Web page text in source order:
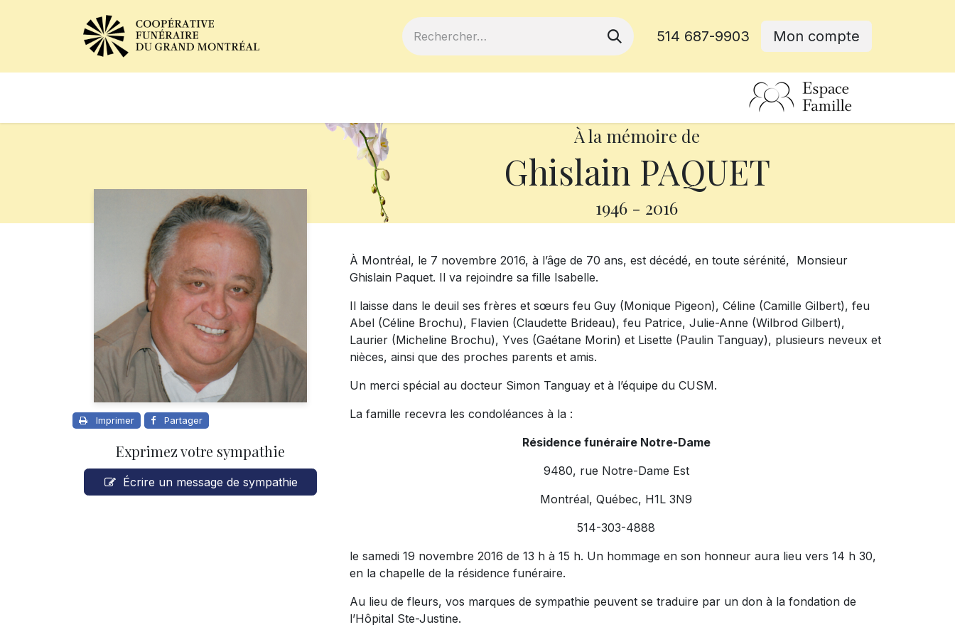
514 687-9903 Mon compte
À la mémoire de
Ghislain PAQUET
1946 - 2016
Imprimer Partager
Exprimez votre sympathie
Écrire un message de sympathie
À Montréal, le 7 novembre 2016, à l’âge de 70 ans, est décédé, en toute sérénité, Monsieur
Ghislain Paquet. Il va rejoindre sa fille Isabelle.
Il laisse dans le deuil ses frères et sœurs feu Guy (Monique Pigeon), Céline (Camille Gilbert), feu
Abel (Céline Brochu), Flavien (Claudette Brideau), feu Patrice, Julie-Anne (Wilbrod Gilbert),
Laurier (Micheline Brochu), Yves (Gaétane Morin) et Lisette (Paulin Tanguay), plusieurs neveux et
nièces, ainsi que des proches parents et amis.
Un merci spécial au docteur Simon Tanguay et à l’équipe du CUSM.
La famille recevra les condoléances à la :
Résidence funéraire Notre-Dame
9480, rue Notre-Dame Est
Montréal, Québec, H1L 3N9
514-303-4888
le samedi 19 novembre 2016 de 13 h à 15 h. Un hommage en son honneur aura lieu vers 14 h 30,
en la chapelle de la résidence funéraire.
Au lieu de fleurs, vos marques de sympathie peuvent se traduire par un don à la fondation de
l’Hôpital Ste-Justine.